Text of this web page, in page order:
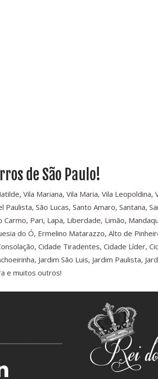
de São Paulo!
Vila Mariana, Vila Maria, Vila Leopoldina,
São Lucas, Santo Amaro, Santana,
Pari, Lapa, Liberdade, Limão,
do Ó, Ermelino Matarazzo, Alto de
Cidade Tiradentes, Cidade Líder,
Jardim São Luis, Jardim Paulista,
e muitos outros!